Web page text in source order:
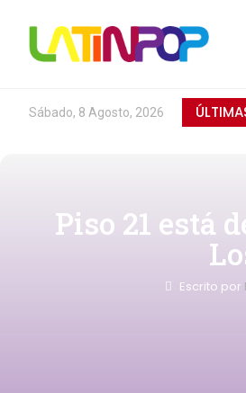
Sábado, 8 Agosto, 2026
Piso 21 está
Escrito por